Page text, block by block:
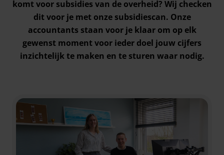
komt voor subsidies van de overheid? Wij checken
dit voor je met onze subsidiescan. Onze
accountants staan voor je klaar om op elk
gewenst moment voor ieder doel jouw cijfers
inzichtelijk te maken en te sturen waar nodig.